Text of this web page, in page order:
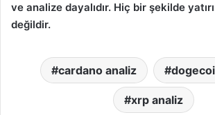
ve analize dayalıdır. Hiç bir şekilde
değildir.
cardano analiz
xrp analiz